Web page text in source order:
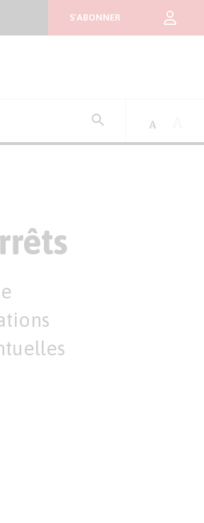
S'ABONNER